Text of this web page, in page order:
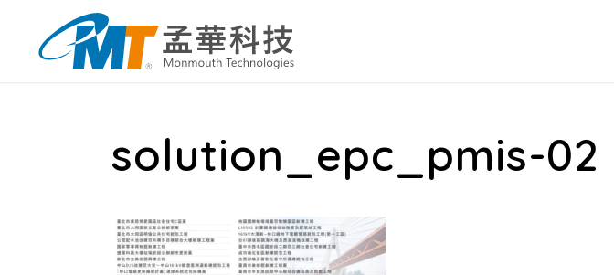
solution_epc_pmis-02